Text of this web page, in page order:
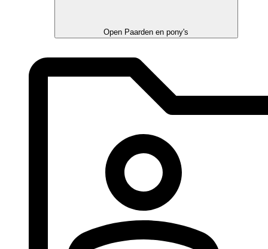
Open Paarden en pony's